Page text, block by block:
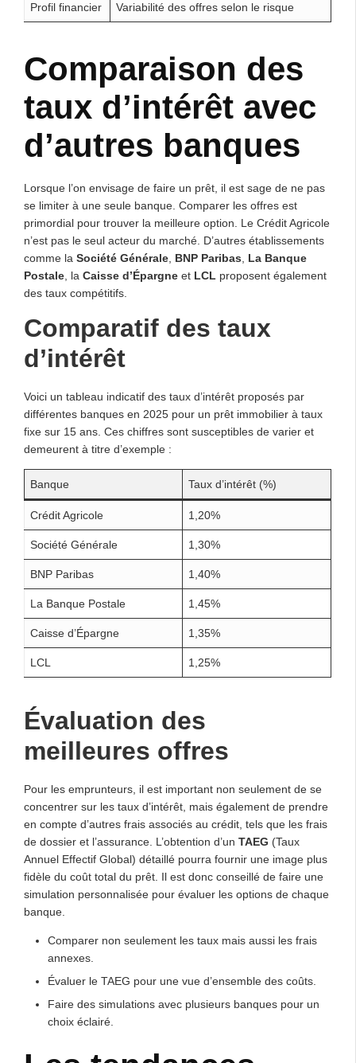
Profil financier Variabilité des offres selon le risque
Comparaison des
taux d’intérêt avec
d’autres banques
Lorsque l’on envisage de faire un prêt, il est sage de ne pas
se limiter à une seule banque. Comparer les offres est
primordial pour trouver la meilleure option. Le Crédit Agricole
n’est pas le seul acteur du marché. D’autres établissements
comme la Société Générale BNP Paribas
La Banque
Postale , la Caisse d’Épargne et LCL proposent également
des taux compétitifs.
Comparatif des taux
d’intérêt
Voici un tableau indicatif des taux d’intérêt proposés par
différentes banques en 2025 pour un prêt immobilier à taux
fixe sur 15 ans. Ces chiffres sont susceptibles de varier et
demeurent à titre d’exemple :
Banque Taux d’intérêt (%)
Crédit Agricole 1,20%
Société Générale 1,30%
BNP Paribas 1,40%
La Banque Postale 1,45%
Caisse d’Épargne 1,35%
LCL 1,25%
Évaluation des
meilleures offres
Pour les emprunteurs, il est important non seulement de se
concentrer sur les taux d’intérêt, mais également de prendre
en compte d’autres frais associés au crédit, tels que les frais
de dossier et l’assurance. L’obtention d’un TAEG (Taux
Annuel Effectif Global) détaillé pourra fournir une image plus
fidèle du coût total du prêt. Il est donc conseillé de faire une
simulation personnalisée pour évaluer les options de chaque
banque.
Comparer non seulement les taux mais aussi les frais
annexes.
Évaluer le TAEG pour une vue d’ensemble des coûts.
Faire des simulations avec plusieurs banques pour un
choix éclairé.